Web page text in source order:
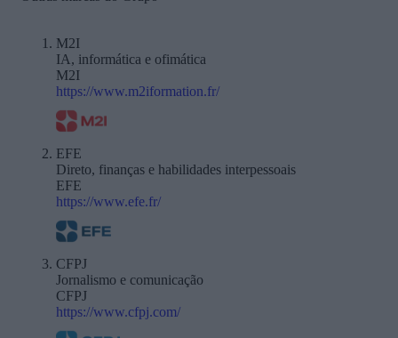
M2I
IA, informática e ofimática
M2I
https://www.m2iformation.fr/
EFE
Direto, finanças e habilidades interpessoais
EFE
https://www.efe.fr/
CFPJ
Jornalismo e comunicação
CFPJ
https://www.cfpj.com/